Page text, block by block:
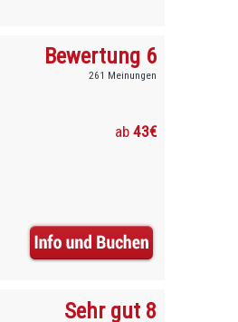
Bewertung 6
261 Meinungen
ab43€
Sehr gut 8